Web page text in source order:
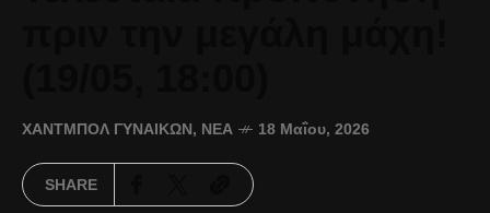
ΧΆΝΤΜΠΟΛ ΓΥΝΑΙΚΏΝ, ΝΈΑ 18 Μαΐου, 2026
SHARE